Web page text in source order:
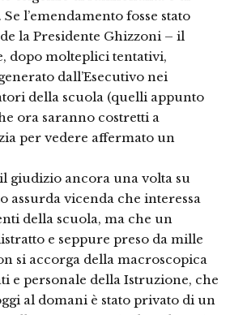
l’emendamento fosse stato
la Presidente Ghizzoni – il
dopo molteplici tentativi,
dall’Esecutivo nei
della scuola (quelli appunto
ora saranno costretti a
per vedere affermato un
il giudizio ancora una volta su
assurda vicenda che interessa
della scuola, ma che un
e seppure preso da mille
si accorga della macroscopica
e personale della Istruzione, che
al domani è stato privato di un